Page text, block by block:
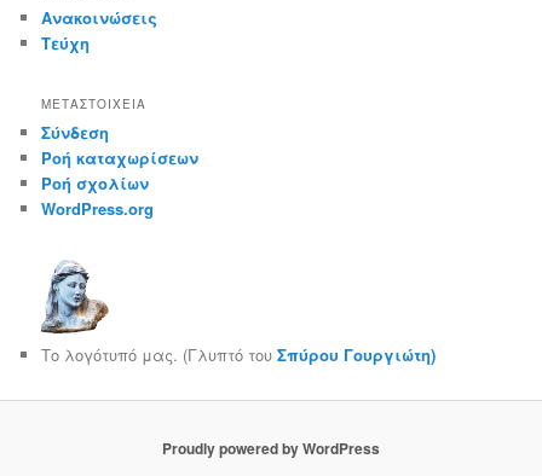
Ανακοινώσεις
Τεύχη
ΜΕΤΑΣΤΟΙΧΕΊΑ
Σύνδεση
Ροή καταχωρίσεων
Ροή σχολίων
WordPress.org
Το λογότυπό μας. (Γλυπτό τουΣπύρου Γουργιώτη)
Proudly powered by WordPress